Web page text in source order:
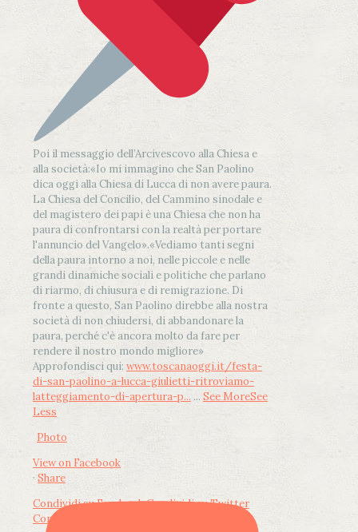
Poi il messaggio dell’Arcivescovo alla Chiesa e
alla società:«Io mi immagino che San Paolino
dica oggi alla Chiesa di Lucca di non avere paura.
La Chiesa del Concilio, del Cammino sinodale e
del magistero dei papi è una Chiesa che non ha
paura di confrontarsi con la realtà per portare
l'annuncio del Vangelo».«Vediamo tanti segni
della paura intorno a noi, nelle piccole e nelle
grandi dinamiche sociali e politiche che parlano
di riarmo, di chiusura e di remigrazione. Di
fronte a questo, San Paolino direbbe alla nostra
società di non chiudersi, di abbandonare la
paura, perché c'è ancora molto da fare per
rendere il nostro mondo migliore»
Approfondisci qui: www.toscanaoggi.it/festa-
di-san-paolino-a-lucca-giulietti-ritroviamo-
latteggiamento-di-apertura-p... ... See MoreSee
Less
Photo
View on Facebook
· Share
Condividi su FacebookCondividi su Twitter
Condividi su LinkedIn